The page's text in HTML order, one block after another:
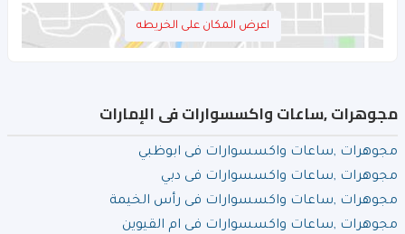
اعرض المكان على الخريطه
مجوهرات ,ساعات واكسسوارات فى الإمارات
مجوهرات ,ساعات واكسسوارات فى ابوظبي
مجوهرات ,ساعات واكسسوارات فى دبي
مجوهرات ,ساعات واكسسوارات فى رأس الخيمة
مجوهرات ,ساعات واكسسوارات فى ام القيوين